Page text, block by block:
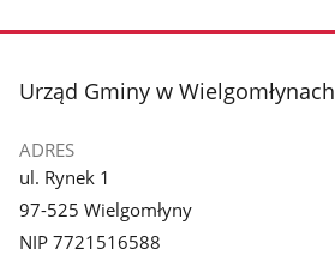
galerii.
stopka
Urząd Gminy w Wielgomłynach
ADRES
ul. Rynek 1
97-525 Wielgomłyny
NIP 7721516588